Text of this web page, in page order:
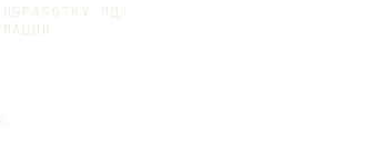
ПД